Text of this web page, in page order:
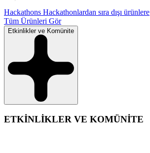
Hackathons Hackathonlardan sıra dışı ürünlere
Tüm Ürünleri Gör
Etkinlikler ve Komünite
ETKİNLİKLER VE KOMÜNİTE